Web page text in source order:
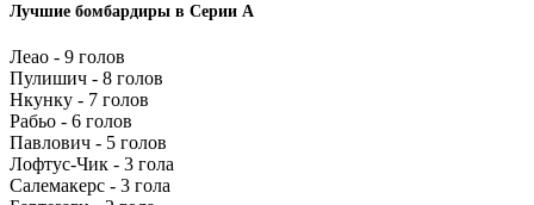
Лучшие бомбардиры в Серии А
Леао - 9 голов
Пулишич - 8 голов
Нкунку - 7 голов
Рабьо - 6 голов
Павлович - 5 голов
Лофтус-Чик - 3 гола
Салемакерс - 3 гола